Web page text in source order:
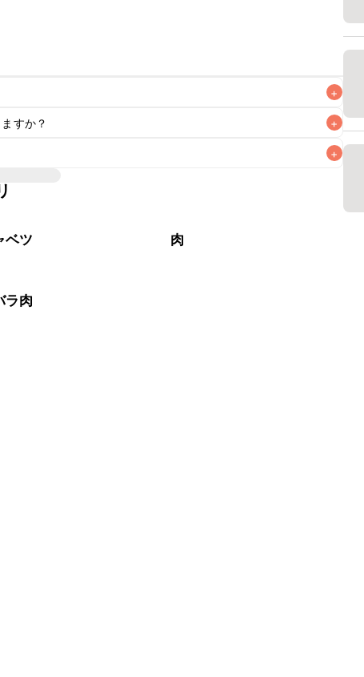
+
すか？ +
ただけますが、メインの味付けとして使用している場合は
+
なため、お子様や辛い味付けが苦手な方は風味や刺激を強
ピをご利用いただけますと幸いです。 ベツ 肉
ラ肉